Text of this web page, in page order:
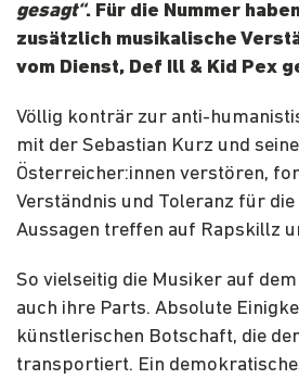
gesagt“. Für die Nummer
zusätzlich musikalische
vom Dienst, Def Ill & Kid Pex
Völlig konträr zur anti-
mit der Sebastian Kurz und
Österreicher:innen verstören,
Verständnis und Toleranz für
Aussagen treffen auf Rapskillz
So vielseitig die Musiker auf
auch ihre Parts. Absolute
künstlerischen Botschaft, die
transportiert. Ein